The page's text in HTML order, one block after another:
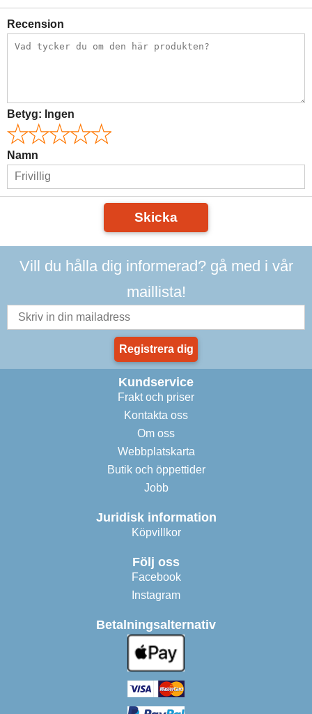
Recension
Betyg: Ingen
Namn
Skicka
Vill du hålla dig informerad? gå med i vår
maillista!
Registrera dig
Kundservice
Frakt och priser
Kontakta oss
Om oss
Webbplatskarta
Butik och öppettider
Jobb
Juridisk information
Köpvillkor
Följ oss
Facebook
Instagram
Betalningsalternativ